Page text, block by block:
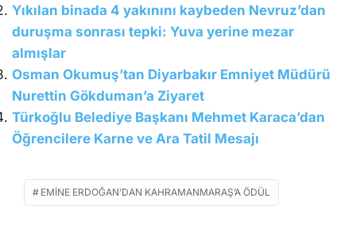
Yıkılan binada 4 yakınını kaybeden Nevruz’dan
duruşma sonrası tepki: Yuva yerine mezar
almışlar
Osman Okumuş’tan Diyarbakır Emniyet Müdürü
Nurettin Gökduman’a Ziyaret
Türkoğlu Belediye Başkanı Mehmet Karaca’dan
Öğrencilere Karne ve Ara Tatil Mesajı
EMINE ERDOĞAN’DAN KAHRAMANMARAŞ’A ÖDÜL